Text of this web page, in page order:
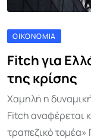
ΟΙΚΟΝΟΜΊΑ
Fitch για
της κρίσης
Χαμηλή η
Fitch αναφέρεται
τραπεζικό τομέα»